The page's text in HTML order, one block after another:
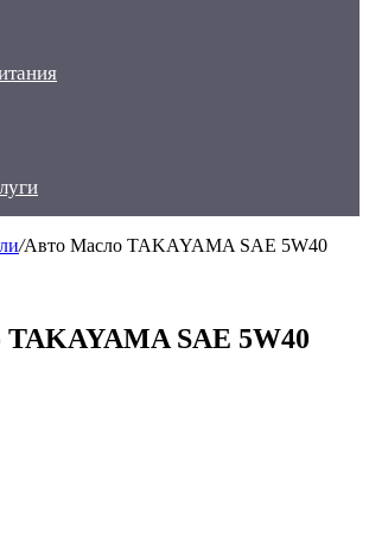
/Авто Масло TAKAYAMA SAE 5W40
SAE 5W40